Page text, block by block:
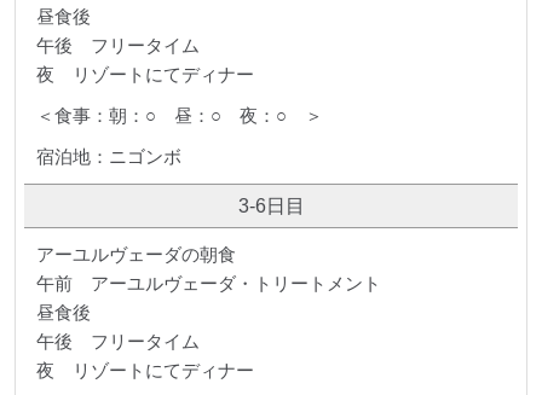
昼食後
午後 フリータイム
夜 リゾートにてディナー
＜食事：朝：○ 昼：○ 夜：○ ＞
宿泊地：ニゴンボ
3-6日目
アーユルヴェーダの朝食
午前 アーユルヴェーダ・トリートメント
昼食後
午後 フリータイム
夜 リゾートにてディナー